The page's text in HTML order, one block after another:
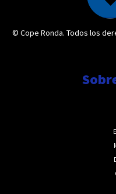
© Cope Ronda. Todos los